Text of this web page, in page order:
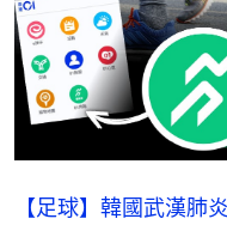
【足球】韓國武漢